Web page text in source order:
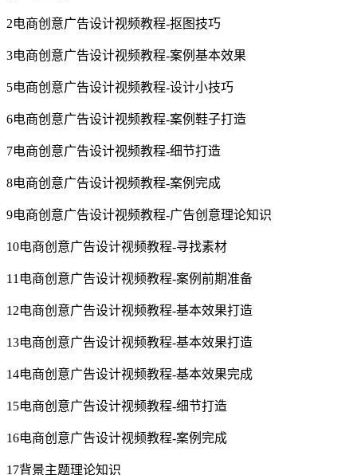
2电商创意广告设计视频教程-抠图技巧
3电商创意广告设计视频教程-案例基本效果
5电商创意广告设计视频教程-设计小技巧
6电商创意广告设计视频教程-案例鞋子打造
7电商创意广告设计视频教程-细节打造
8电商创意广告设计视频教程-案例完成
9电商创意广告设计视频教程-广告创意理论知识
10电商创意广告设计视频教程-寻找素材
11电商创意广告设计视频教程-案例前期准备
12电商创意广告设计视频教程-基本效果打造
13电商创意广告设计视频教程-基本效果打造
14电商创意广告设计视频教程-基本效果完成
15电商创意广告设计视频教程-细节打造
16电商创意广告设计视频教程-案例完成
17背景主题理论知识